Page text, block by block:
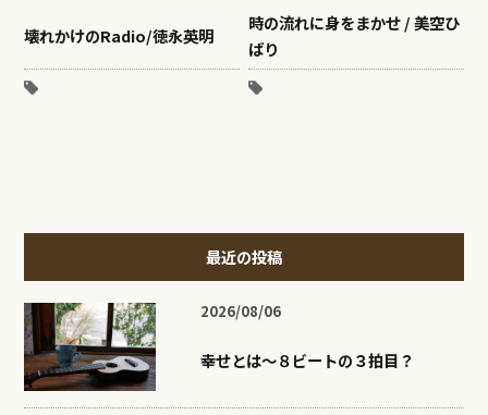
壊れかけのRadio/徳永英明
時の流れに身をまかせ / 美空ひ
ばり
最近の投稿
2026/08/06
幸せとは〜８ビートの３拍目？